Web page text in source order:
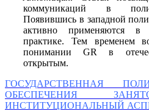
коммуникаций в
Появившись в западной
активно применяются в
практике. Тем временем
понимании GR в
открытым.
ГОСУДАРСТВЕННАЯ
ОБЕСПЕЧЕНИЯ
ИНСТИТУЦИОНАЛЬНЫЙ